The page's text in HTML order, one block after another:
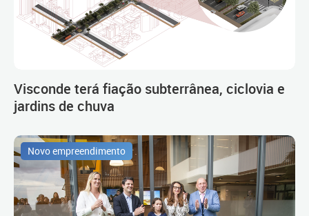
Visconde terá fiação subterrânea, ciclovia e
jardins de chuva
Novo empreendimento